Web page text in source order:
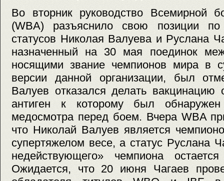
Во вторник руководство Всемирной
(WBA) разъяснило свою позиции по
статусов Николая Валуева и Руслана
назначенный на 30 мая поединок
носящими звание чемпионов мира в
версии данной организации, был
Валуев отказался делать вакцинацию
антиген к которому был
медосмотра перед боем. Вчера WBA
что Николай Валуев является
супертяжелом весе, а статус Руслана
недействующего» чемпиона
Ожидается, что 20 июня Чагаев